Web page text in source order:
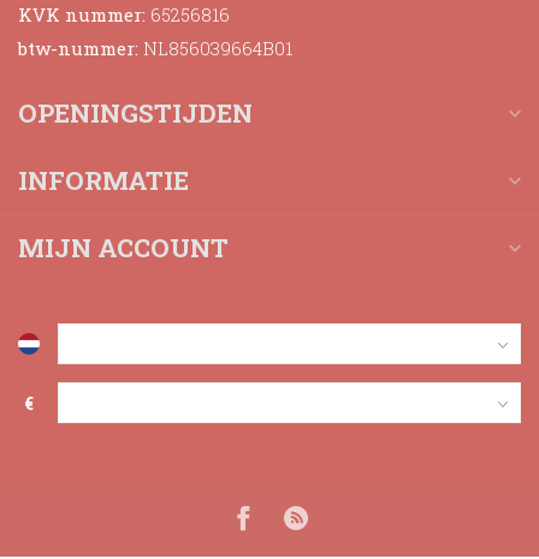
KVK nummer: 65256816
btw-nummer: NL856039664B01
OPENINGSTIJDEN
INFORMATIE
MIJN ACCOUNT
€